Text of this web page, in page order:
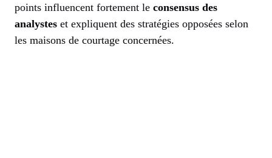
points influencent fortement le consensus des
analystes et expliquent des stratégies opposées selon
les maisons de courtage concernées.